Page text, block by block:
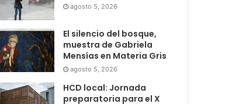
agosto 5, 2026
El silencio del bosque,
muestra de Gabriela
Mensías en Materia Gris
agosto 5, 2026
HCD local: Jornada
preparatoria para el X